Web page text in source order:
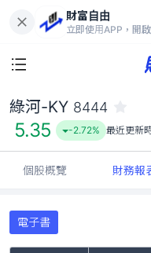
財富自由
立即使用APP，開5.35
綠河-KY 8444
5.35 -2.72% 最近更新
個股概覽 財務報
電子書